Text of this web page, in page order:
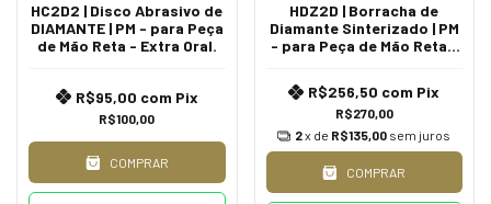
HC2D2 | Disco Abrasivo de
DIAMANTE | PM - para Peça
de Mão Reta - Extra Oral.
R$100,00
R$95,00 com Pix
COMPRAR
HDZ2D | Borracha de
Diamante Sinterizado | PM
- para Peça de Mão Reta -
R$270,00
R$256,50 com Pix
2x de R$135,00 sem juros
COMPRAR